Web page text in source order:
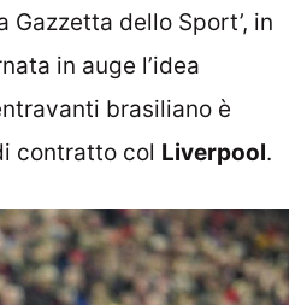
Gazzetta dello Sport’, in
in auge l’idea
brasiliano è
contratto col Liverpool.